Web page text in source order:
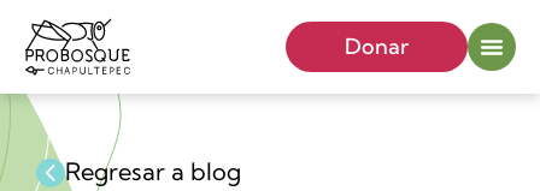
Donar
Regresar a blog